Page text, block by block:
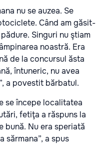
nu se auzea. Se
Când am găsit-
Singuri nu ştiam
noastră. Era
de la concursul ăsta
întuneric, nu avea
a povestit bărbatul.
se începe localitatea
fetiţa a răspuns la
bună. Nu era speriată
sărmana”, a spus